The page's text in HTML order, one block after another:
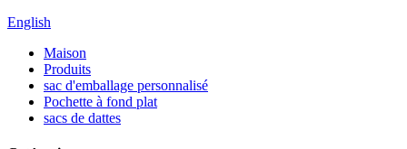
English
Maison
Produits
sac d'emballage personnalisé
Pochette à fond plat
sacs de dattes